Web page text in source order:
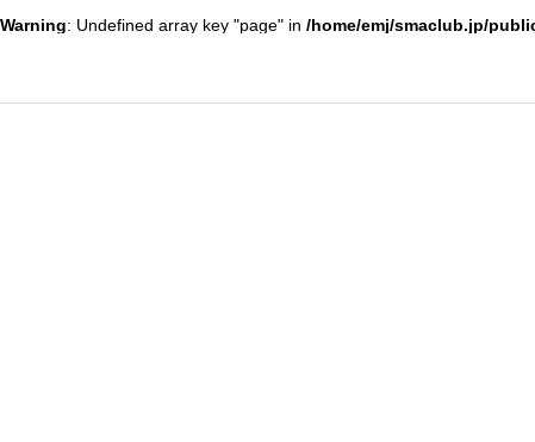
Warning: Undefined array key "page" in /home/emj/smaclub.jp/